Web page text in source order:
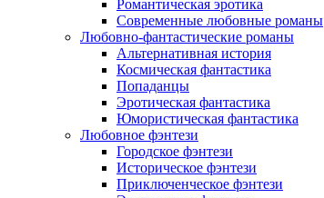
Романтическая эротика
Современные любовные романы
Любовно-фантастические романы
Альтернативная история
Космическая фантастика
Попаданцы
Эротическая фантастика
Юмористическая фантастика
Любовное фэнтези
Городское фэнтези
Историческое фэнтези
Приключенческое фэнтези